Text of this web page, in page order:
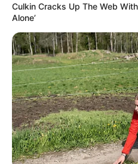
Culkin Cracks Up The Web
Alone’